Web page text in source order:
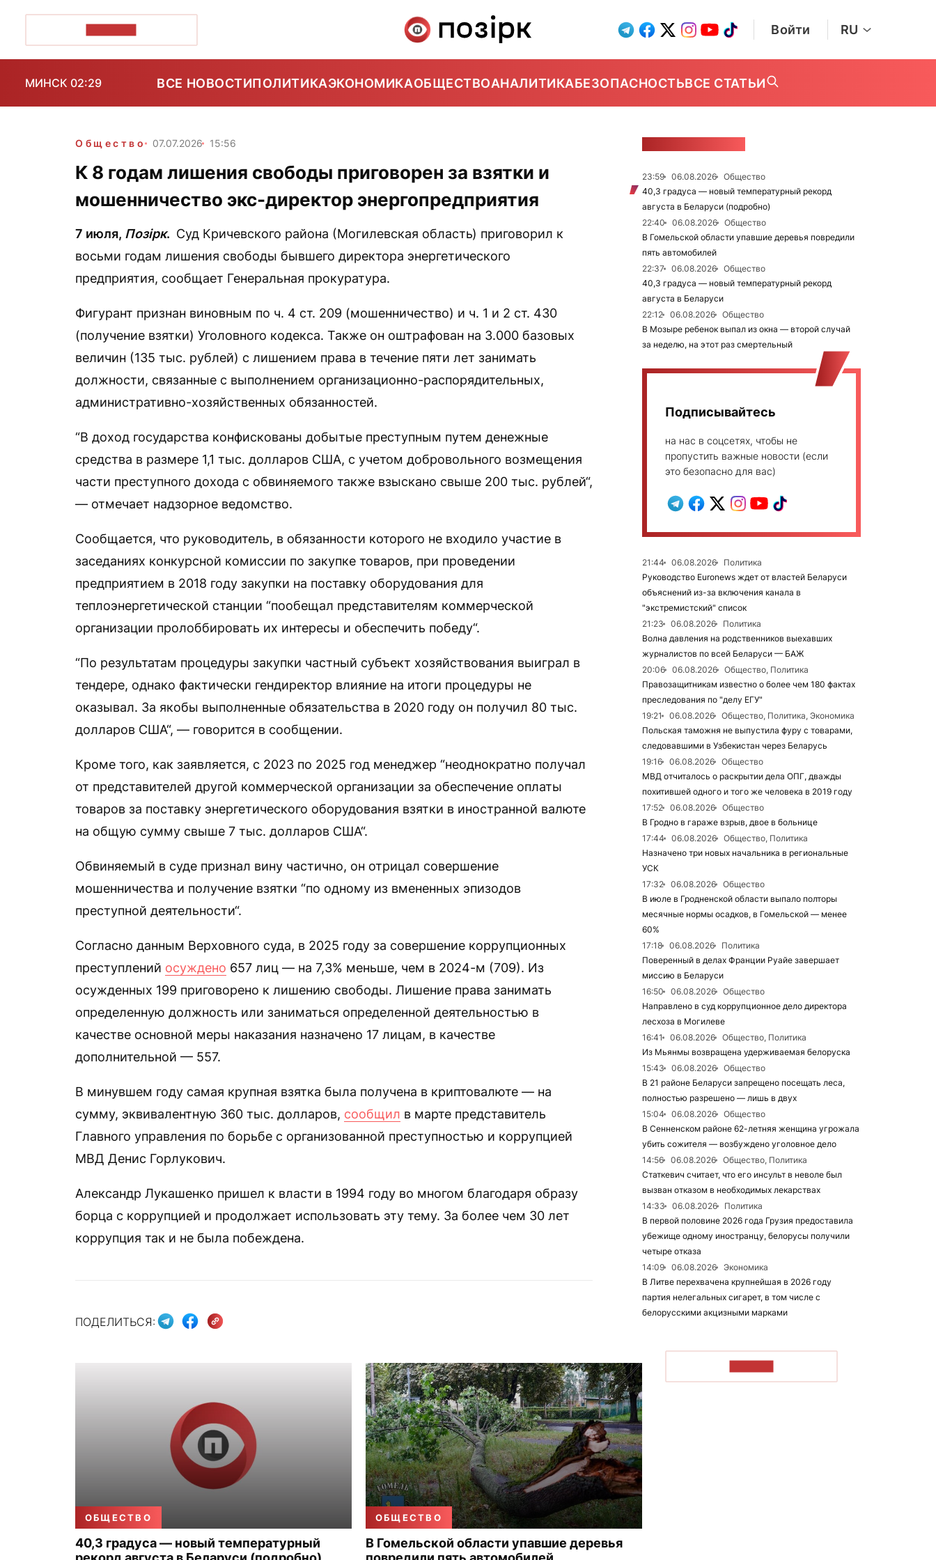
Войти RU
МИНСК 02:29 ВСЕ НОВОСТИПОЛИТИКАЭКОНОМИКАОБЩЕСТВОАНАЛИТИКАБЕЗОПАСНОСТЬВСЕ СТАТЬИ
Общество 07.07.2026 15:56
К 8 годам лишения свободы приговорен за взятки и
мошенничество экс-директор энергопредприятия
7 июля, Позірк. Суд Кричевского района (Могилевская область) приговорил к
восьми годам лишения свободы бывшего директора энергетического
предприятия, сообщает Генеральная прокуратура.
Фигурант признан виновным по ч. 4 ст. 209 (мошенничество) и ч. 1 и 2 ст. 430
(получение взятки) Уголовного кодекса. Также он оштрафован на 3.000 базовых
величин (135 тыс. рублей) с лишением права в течение пяти лет занимать
должности, связанные с выполнением организационно-распорядительных,
административно-хозяйственных обязанностей.
“В доход государства конфискованы добытые преступным путем денежные
средства в размере 1,1 тыс. долларов США, с учетом добровольного возмещения
части преступного дохода с обвиняемого также взыскано свыше 200 тыс. рублей“,
— отмечает надзорное ведомство.
Сообщается, что руководитель, в обязанности которого не входило участие в
заседаниях конкурсной комиссии по закупке товаров, при проведении
предприятием в 2018 году закупки на поставку оборудования для
теплоэнергетической станции “пообещал представителям коммерческой
организации пролоббировать их интересы и обеспечить победу“.
“По результатам процедуры закупки частный субъект хозяйствования выиграл в
тендере, однако фактически гендиректор влияние на итоги процедуры не
оказывал. За якобы выполненные обязательства в 2020 году он получил 80 тыс.
долларов США“, — говорится в сообщении.
Кроме того, как заявляется, с 2023 по 2025 год менеджер “неоднократно получал
от представителей другой коммерческой организации за обеспечение оплаты
товаров за поставку энергетического оборудования взятки в иностранной валюте
на общую сумму свыше 7 тыс. долларов США“.
Обвиняемый в суде признал вину частично, он отрицал совершение
мошенничества и получение взятки “по одному из вмененных эпизодов
преступной деятельности“.
Согласно данным Верховного суда, в 2025 году за совершение коррупционных
преступлений осуждено 657 лиц — на 7,3% меньше, чем в 2024-м (709). Из
осужденных 199 приговорено к лишению свободы. Лишение права занимать
определенную должность или заниматься определенной деятельностью в
качестве основной меры наказания назначено 17 лицам, в качестве
дополнительной — 557.
В минувшем году самая крупная взятка была получена в криптовалюте — на
сумму, эквивалентную 360 тыс. долларов, сообщил в марте представитель
Главного управления по борьбе с организованной преступностью и коррупцией
МВД Денис Горлукович.
Александр Лукашенко пришел к власти в 1994 году во многом благодаря образу
борца с коррупцией и продолжает использовать эту тему. За более чем 30 лет
коррупция так и не была побеждена.
ПОДЕЛИТЬСЯ:
ОБЩЕСТВО
40,3 градуса — новый температурный
ОБЩЕСТВО
В Гомельской области упавшие деревья
23:59 06.08.2026
Общество
40,3 градуса — новый температурный рекорд
августа в Беларуси (подробно)
22:40
06.08.2026
Общество
В Гомельской области упавшие деревья повредили
пять автомобилей
22:37
06.08.2026
Общество
40,3 градуса — новый температурный рекорд
августа в Беларуси
22:12
06.08.2026
Общество
В Мозыре ребенок выпал из окна — второй случай
за неделю, на этот раз смертельный
Подписывайтесь
на нас в соцсетях, чтобы не
пропустить важные новости (если
это безопасно для вас)
21:44 06.08.2026
Политика
Руководство Euronews ждет от властей Беларуси
объяснений из-за включения канала в
"экстремистский" список
21:23
06.08.2026
Политика
Волна давления на родственников выехавших
журналистов по всей Беларуси — БАЖ
20:06
06.08.2026
Общество, Политика
Правозащитникам известно о более чем 180 фактах
преследования по "делу ЕГУ"
19:21
06.08.2026
Общество, Политика, Экономика
Польская таможня не выпустила фуру с товарами,
следовавшими в Узбекистан через Беларусь
19:16
06.08.2026
Общество
МВД отчиталось о раскрытии дела ОПГ, дважды
похитившей одного и того же человека в 2019 году
17:52
06.08.2026
Общество
В Гродно в гараже взрыв, двое в больнице
17:44
06.08.2026
Общество, Политика
Назначено три новых начальника в региональные
УСК
17:32
06.08.2026
Общество
В июле в Гродненской области выпало полторы
месячные нормы осадков, в Гомельской — менее
60%
17:18
06.08.2026
Политика
Поверенный в делах Франции Руайе завершает
миссию в Беларуси
16:50
06.08.2026
Общество
Направлено в суд коррупционное дело директора
лесхоза в Могилеве
16:41
06.08.2026
Общество, Политика
Из Мьянмы возвращена удерживаемая белоруска
15:43
06.08.2026
Общество
В 21 районе Беларуси запрещено посещать леса,
полностью разрешено — лишь в двух
15:04
06.08.2026
Общество
В Сенненском районе 62-летняя женщина угрожала
убить сожителя — возбуждено уголовное дело
14:56
06.08.2026
Общество, Политика
Статкевич считает, что его инсульт в неволе был
вызван отказом в необходимых лекарствах
14:33
06.08.2026
Политика
В первой половине 2026 года Грузия предоставила
убежище одному иностранцу, белорусы получили
четыре отказа
14:09
06.08.2026
Экономика
В Литве перехвачена крупнейшая в 2026 году
партия нелегальных сигарет, в том числе с
белорусскими акцизными марками